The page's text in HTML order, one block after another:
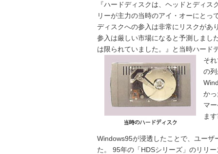
『ハードディスクは、ヘッドとディ
リーが主力の当時のアイ・オーにとっ
ディスクへの参入は非常にリスクがあ
参入は厳しい市場になると予測しまし
は限られていました。』と当時ハード
そ
の
か
マ
ま
Windows95が浸透したことで、ユー
た。 95年の「HDSシリーズ」のリリ